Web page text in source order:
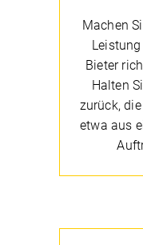
Machen
Bieter
Halten
zurück,
etwa aus